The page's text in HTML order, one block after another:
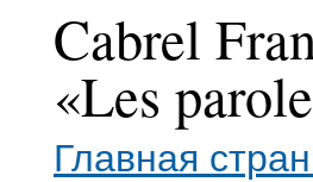
Cabrel
«Les
Главная